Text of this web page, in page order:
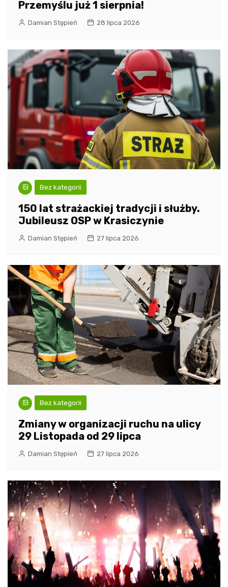
Przemyślu już 1 sierpnia!
Damian Stępień 28 lipca 2026
Bez kategorii
150 lat strażackiej tradycji i służby.
Jubileusz OSP w Krasiczynie
Damian Stępień 27 lipca 2026
Bez kategorii
Zmiany w organizacji ruchu na ulicy
29 Listopada od 29 lipca
Damian Stępień 27 lipca 2026